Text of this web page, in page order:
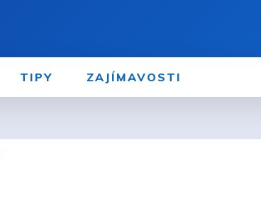
TIPY ZAJÍMAVOSTI